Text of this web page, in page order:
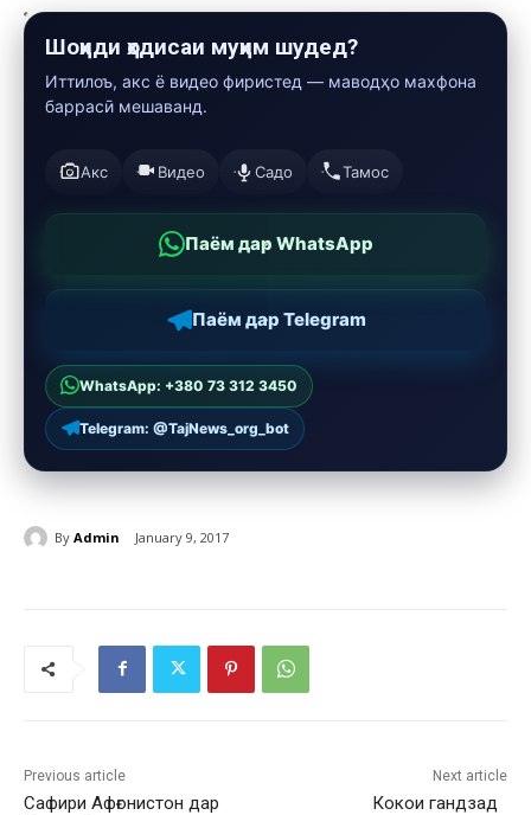
Шоҳиди ҳодисаи муҳим шудед?
Иттилоъ, акс ё видео фиристед — маводҳо махфона
баррасӣ мешаванд.
Акс Видео Садо Тамос
Паём дар WhatsApp
Паём дар Telegram
WhatsApp: +380 73 312 3450
Telegram: @TajNews_org_bot
By Admin January 9, 2017
Previous article
Сафири Афғонистон дар
Next article
Кокои гандзад